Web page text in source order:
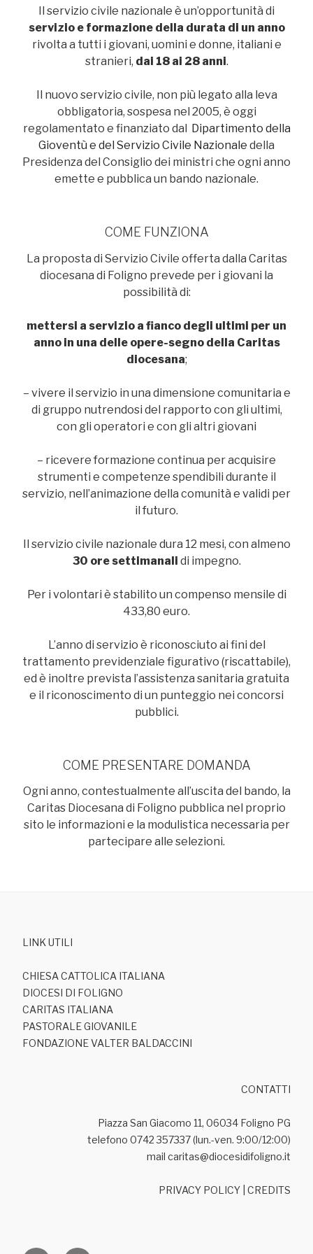
Il servizio civile nazionale è un’opportunità di
servizio e formazione della durata di un anno
rivolta a tutti i giovani, uomini e donne, italiani e
stranieri, dai 18 ai 28 anni.
Il nuovo servizio civile, non più legato alla leva
obbligatoria, sospesa nel 2005, è oggi
regolamentato e finanziato dal Dipartimento della
Gioventù e del Servizio Civile Nazionale della
Presidenza del Consiglio dei ministri che ogni anno
emette e pubblica un bando nazionale.
COME FUNZIONA
La proposta di Servizio Civile offerta dalla Caritas
diocesana di Foligno prevede per i giovani la
possibilità di:
mettersi a servizio a fianco degli ultimi per un
anno in una delle opere-segno della Caritas
diocesana;
– vivere il servizio in una dimensione comunitaria e
di gruppo nutrendosi del rapporto con gli ultimi,
con gli operatori e con gli altri giovani
– ricevere formazione continua per acquisire
strumenti e competenze spendibili durante il
servizio, nell’animazione della comunità e validi per
il futuro.
Il servizio civile nazionale dura 12 mesi, con almeno
30 ore settimanali di impegno.
Per i volontari è stabilito un compenso mensile di
433,80 euro.
L’anno di servizio è riconosciuto ai fini del
trattamento previdenziale figurativo (riscattabile),
ed è inoltre prevista l’assistenza sanitaria gratuita
e il riconoscimento di un punteggio nei concorsi
pubblici.
COME PRESENTARE DOMANDA
Ogni anno, contestualmente all’uscita del bando, la
Caritas Diocesana di Foligno pubblica nel proprio
sito le informazioni e la modulistica necessaria per
partecipare alle selezioni.
LINK UTILI
CHIESA CATTOLICA ITALIANA
DIOCESI DI FOLIGNO
CARITAS ITALIANA
PASTORALE GIOVANILE
FONDAZIONE VALTER BALDACCINI
CONTATTI
Piazza San Giacomo 11, 06034 Foligno PG
telefono 0742 357337 (lun.-ven. 9:00/12:00)
mail caritas@diocesidifoligno.it
PRIVACY POLICY CREDITS